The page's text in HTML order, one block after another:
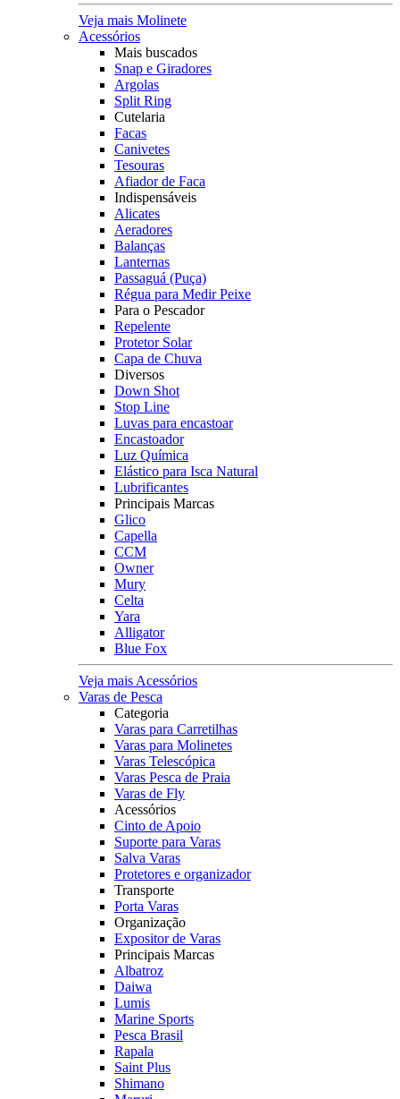
Veja mais Molinete
Acessórios
Mais buscados
Snap e Giradores
Argolas
Split Ring
Cutelaria
Facas
Canivetes
Tesouras
Afiador de Faca
Indispensáveis
Alicates
Aeradores
Balanças
Lanternas
Passaguá (Puça)
Régua para Medir Peixe
Para o Pescador
Repelente
Protetor Solar
Capa de Chuva
Diversos
Down Shot
Stop Line
Luvas para encastoar
Encastoador
Luz Química
Elástico para Isca Natural
Lubrificantes
Principais Marcas
Glico
Capella
CCM
Owner
Mury
Celta
Yara
Alligator
Blue Fox
Veja mais Acessórios
Varas de Pesca
Categoria
Varas para Carretilhas
Varas para Molinetes
Varas Telescópica
Varas Pesca de Praia
Varas de Fly
Acessórios
Cinto de Apoio
Suporte para Varas
Salva Varas
Protetores e organizador
Transporte
Porta Varas
Organização
Expositor de Varas
Principais Marcas
Albatroz
Daiwa
Lumis
Marine Sports
Pesca Brasil
Rapala
Saint Plus
Shimano